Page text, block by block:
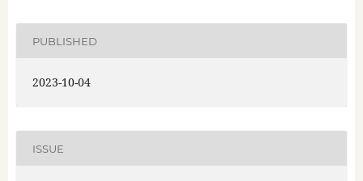
PUBLISHED
2023-10-04
ISSUE